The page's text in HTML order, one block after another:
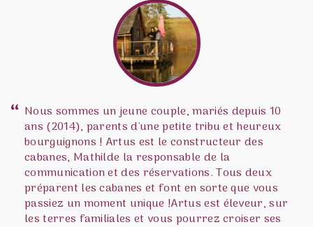
Nous sommes un jeune couple, mariés depuis 10
ans (2014), parents d'une petite tribu et heureux
bourguignons ! Artus est le constructeur des
cabanes, Mathilde la responsable de la
communication et des réservations. Tous deux
préparent les cabanes et font en sorte que vous
passiez un moment unique !Artus est éleveur, sur
les terres familiales et vous pourrez croiser ses